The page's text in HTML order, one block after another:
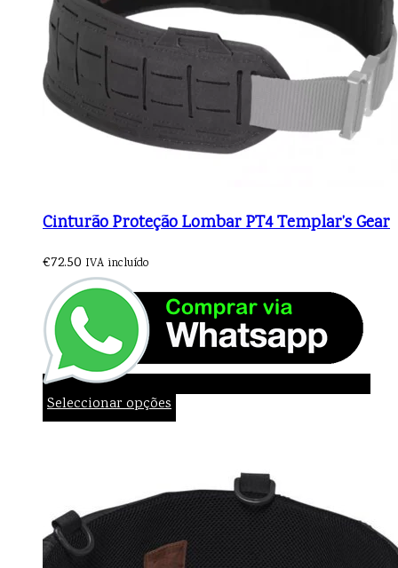
Cinturão Proteção Lombar PT4 Templar’s Gear
€72.50 IVA incluído
Seleccionar opções